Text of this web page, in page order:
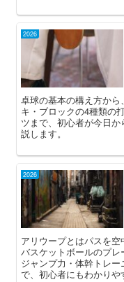
2026
卓球の基本の構え方か
キ・ブロックの4種類の
ツまで、初心者が今日
説します。
2026
アリウープとはパスを
バスケットボールのプレ
ジャンプ力・体幹トレ
で、初心者にもわかりや